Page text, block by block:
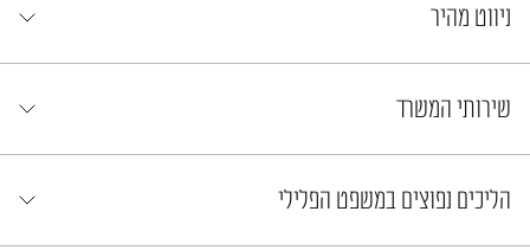
ניווט מהיר
שירותי המשרד
הליכים נפוצים במשפט הפלילי